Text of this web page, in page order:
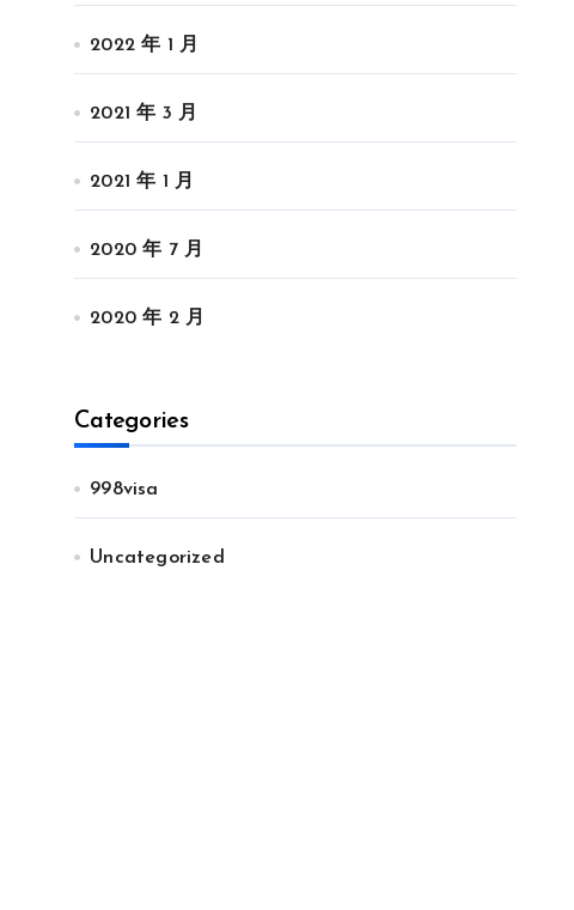
2022 年 1 月
2021 年 3 月
2021 年 1 月
2020 年 7 月
2020 年 2 月
Categories
998visa
Uncategorized